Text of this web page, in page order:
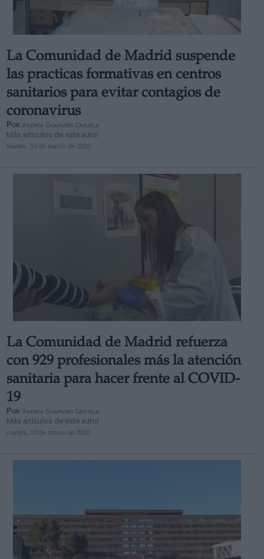
La Comunidad de Madrid suspende
las practicas formativas en centros
sanitarios para evitar contagios de
coronavirus
Por Andrea Chaparro Cayuela
Más artículos de este autor
martes, 10 de marzo de 2020
La Comunidad de Madrid refuerza
con 929 profesionales más la atención
sanitaria para hacer frente al COVID-
19
Por Andrea Chaparro Cayuela
Más artículos de este autor
martes, 10 de marzo de 2020